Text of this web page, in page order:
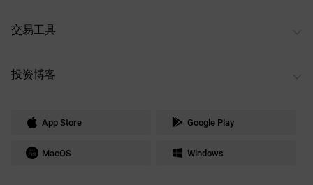
交易工具
投资博客
App Store Google Play
MacOS Windows